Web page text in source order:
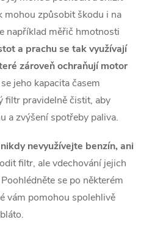
mohou způsobit škodu i na
například měřič hmotnosti
a prachu se tak využívají
zároveň ochraňují motor
jeho kapacita časem
filtr pravidelně čistit, aby
a zvýšení spotřeby paliva.
nevyužívejte benzín, ani
filtr, ale vdechování jejich
se po některém
vám pomohou spolehlivě